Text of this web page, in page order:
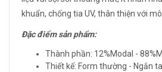
khuẩn, chống tia UV, thân thiện với
Đặcđiểm sản phẩm:
Thành phần: 12%Modal -
Thiết kế: Form thường - Ngắn